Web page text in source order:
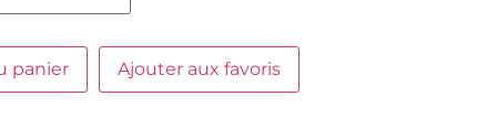
panier Ajouter aux favoris